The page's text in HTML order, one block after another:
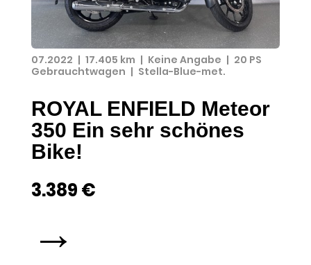
07.2022 | 17.405 km | Keine Angabe | 20 PS
Gebrauchtwagen | Stella-Blue-met.
ROYAL ENFIELD Meteor
350 Ein sehr schönes
Bike!
3.389 €
→